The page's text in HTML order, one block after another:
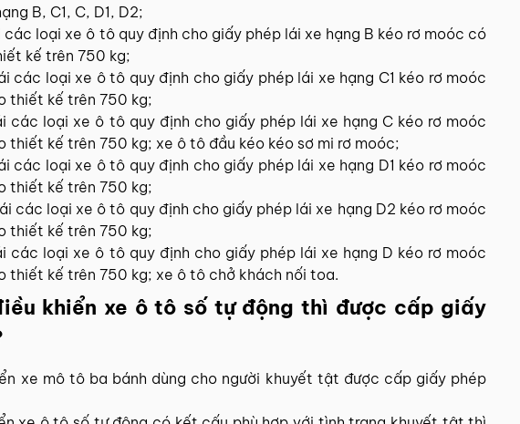
B, C1, C, D1, D2;
loại xe ô tô quy định cho giấy phép lái xe hạng B kéo rơ moóc có
kế trên 750 kg;
các loại xe ô tô quy định cho giấy phép lái xe hạng C1 kéo rơ moóc
thiết kế trên 750 kg;
các loại xe ô tô quy định cho giấy phép lái xe hạng C kéo rơ moóc
thiết kế trên 750 kg; xe ô tô đầu kéo kéo sơ mi rơ moóc;
các loại xe ô tô quy định cho giấy phép lái xe hạng D1 kéo rơ moóc
thiết kế trên 750 kg;
các loại xe ô tô quy định cho giấy phép lái xe hạng D2 kéo rơ moóc
thiết kế trên 750 kg;
các loại xe ô tô quy định cho giấy phép lái xe hạng D kéo rơ moóc
thiết kế trên 750 kg; xe ô tô chở khách nối toa.
khiển xe ô tô số tự động thì được cấp giấy
xe mô tô ba bánh dùng cho người khuyết tật được cấp giấy phép